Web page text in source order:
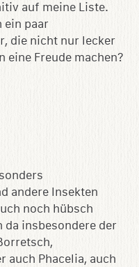
auf meine Liste.
ein paar
die nicht nur lecker
eine Freude machen?
andere Insekten
noch hübsch
da insbesondere der
auch Phacelia, auch